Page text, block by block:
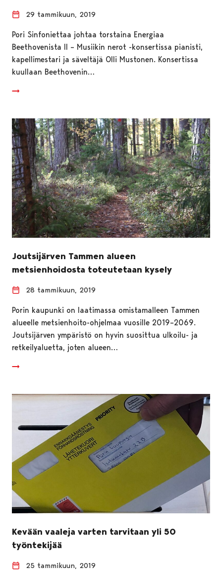
29 tammikuun, 2019
Pori Sinfoniettaa johtaa torstaina Energiaa
Beethovenista II – Musiikin nerot -konsertissa pianisti,
kapellimestari ja säveltäjä Olli Mustonen. Konsertissa
kuullaan Beethovenin…
Joutsijärven Tammen alueen
metsienhoidosta toteutetaan kysely
28 tammikuun, 2019
Porin kaupunki on laatimassa omistamalleen Tammen
alueelle metsienhoito-ohjelmaa vuosille 2019–2069.
Joutsijärven ympäristö on hyvin suosittua ulkoilu- ja
retkeilyaluetta, joten alueen…
Kevään vaaleja varten tarvitaan yli 50
työntekijää
25 tammikuun, 2019